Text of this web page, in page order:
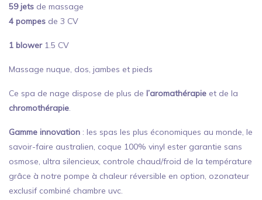
59 jets de massage
4 pompes de 3 CV
1 blower1.5 CV
Massage nuque, dos, jambes et pieds
Ce spa de nage dispose de plus de l’aromathérapie et de la
chromothérapie
Gamme innovation : les spas les plus économiques au monde, le
savoir-faire australien, coque 100% vinyl ester garantie sans
osmose, ultra silencieux, controle chaud/froid de la température
grâce à notre pompe à chaleur réversible en option, ozonateur
exclusif combiné chambre uvc.